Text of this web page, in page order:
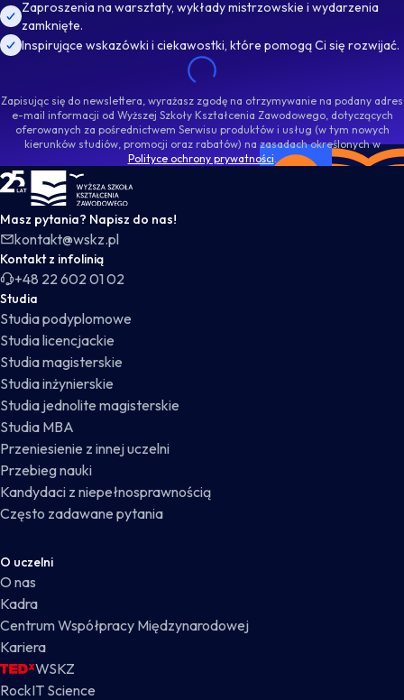
Zaproszenia na warsztaty, wykłady mistrzowskie i wydarzenia
zamknięte.
Inspirujące wskazówki i ciekawostki, które pomogą Ci się rozwijać.
Zapisując się do newslettera, wyrażasz zgodę na otrzymywanie na podany adres
e-mail informacji od Wyższej Szkoły Kształcenia Zawodowego, dotyczących
oferowanych za pośrednictwem Serwisu produktów i usług (w tym nowych
kierunków studiów, promocji oraz rabatów) na zasadach określonych w
Polityce ochrony prywatności.
WSKZ - strona główna
Masz pytania? Napisz do nas!
kontakt@wskz.pl
Kontakt z infolinią
+48 22 602 01 02
Studia
Studia podyplomowe
Studia licencjackie
Studia magisterskie
Studia inżynierskie
Studia jednolite magisterskie
Studia MBA
Przeniesienie z innej uczelni
Przebieg nauki
Kandydaci z niepełnosprawnością
Często zadawane pytania
O uczelni
O nas
Kadra
Centrum Współpracy Międzynarodowej
Kariera
WSKZ
RockIT Science